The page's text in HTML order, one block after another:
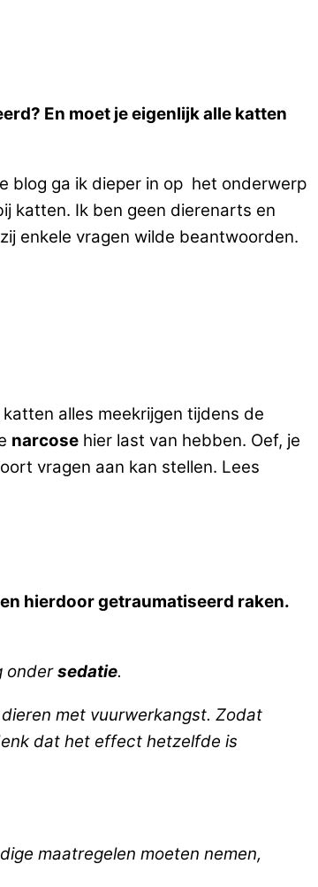
En moet je eigenlijk alle katten
blog ga ik dieper in op het onderwerp
katten. Ik ben geen dierenarts en
enkele vragen wilde beantwoorden.
alles meekrijgen tijdens de
narcose hier last van hebben. Oef, je
vragen aan kan stellen. Lees
hierdoor getraumatiseerd raken.
ondersedatie.
met vuurwerkangst. Zodat
dat het effect hetzelfde is
maatregelen moeten nemen,